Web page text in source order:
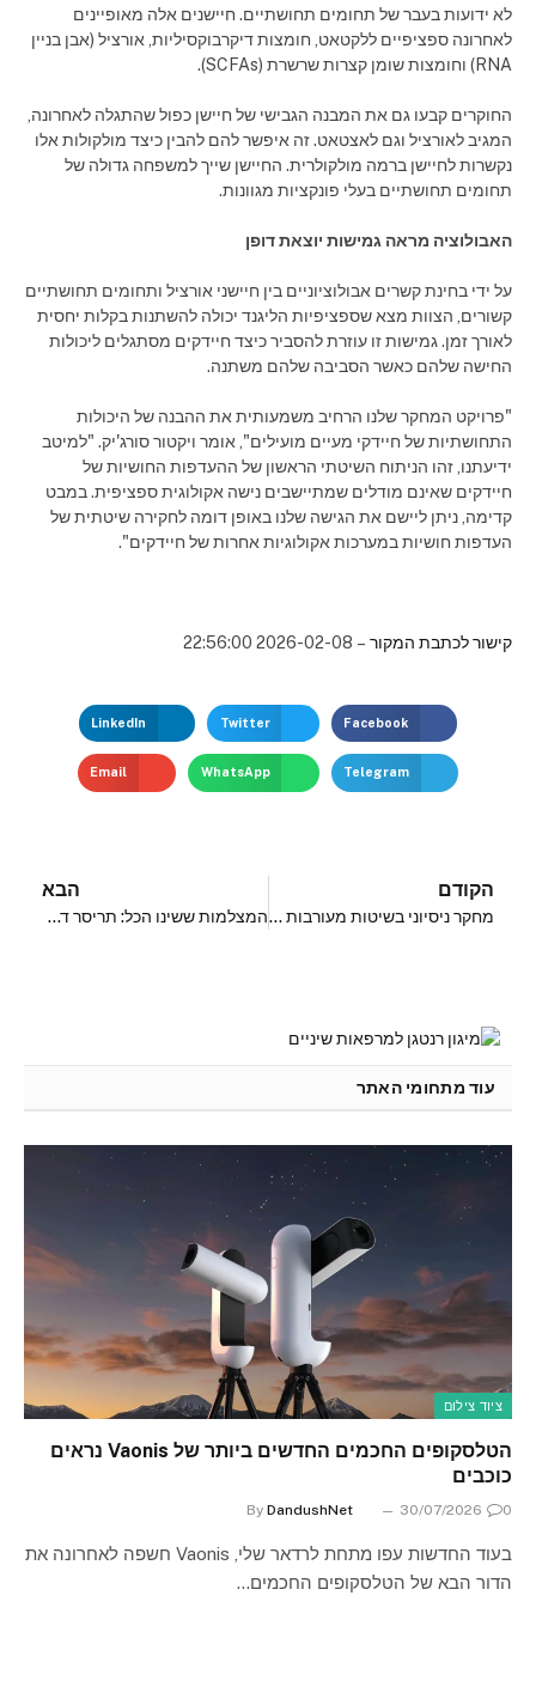
לא ידועות בעבר של תחומים תחושתיים. חיישנים אלה מאופיינים
לאחרונה ספציפיים ללקטאט, חומצות דיקרבוקסיליות, אורציל (אבן בניין
RNA) וחומצות שומן קצרות שרשרת (SCFAs).
החוקרים קבעו גם את המבנה הגבישי של חיישן כפול שהתגלה לאחרונה,
המגיב לאורציל וגם לאצטאט. זה איפשר להם להבין כיצד מולקולות אלו
נקשרות לחיישן ברמה מולקולרית. החיישן שייך למשפחה גדולה של
תחומים תחושתיים בעלי פונקציות מגוונות.
האבולוציה מראה גמישות יוצאת דופן
על ידי בחינת קשרים אבולוציוניים בין חיישני אורציל ותחומים תחושתיים
קשורים, הצוות מצא שספציפיות הליגנד יכולה להשתנות בקלות יחסית
לאורך זמן. גמישות זו עוזרת להסביר כיצד חיידקים מסתגלים ליכולות
החישה שלהם כאשר הסביבה שלהם משתנה.
"פרויקט המחקר שלנו הרחיב משמעותית את ההבנה של היכולות
התחושתיות של חיידקי מעיים מועילים", אומר ויקטור סורג'יק. "למיטב
ידיעתנו, זהו הניתוח השיטתי הראשון של ההעדפות החושיות של
חיידקים שאינם מודלים שמתיישבים נישה אקולוגית ספציפית. במבט
קדימה, ניתן ליישם את הגישה שלנו באופן דומה לחקירה שיטתית של
העדפות חושיות במערכות אקולוגיות אחרות של חיידקים".
קישור לכתבת המקור – 2026-02-08 22:56:00
Facebook
Twitter
LinkedIn
Telegram
WhatsApp
Email
הקודם
מחקר ניסיוני בשיטות מעורבות של צוות החייאת ילודים… : סימולציה בשירותי בריאות
הבא
המצלמות ששינו הכל: תריסר דגמים שקבעו את המגמה
עוד מתחומי האתר
ציוד צילום
הטלסקופים החכמים החדשים ביותר של Vaonis נראים
כוכבים
By DandushNet 30/07/2026 0
בעוד החדשות עפו מתחת לרדאר שלי, Vaonis חשפה לאחרונה את
הדור הבא של הטלסקופים החכמים…